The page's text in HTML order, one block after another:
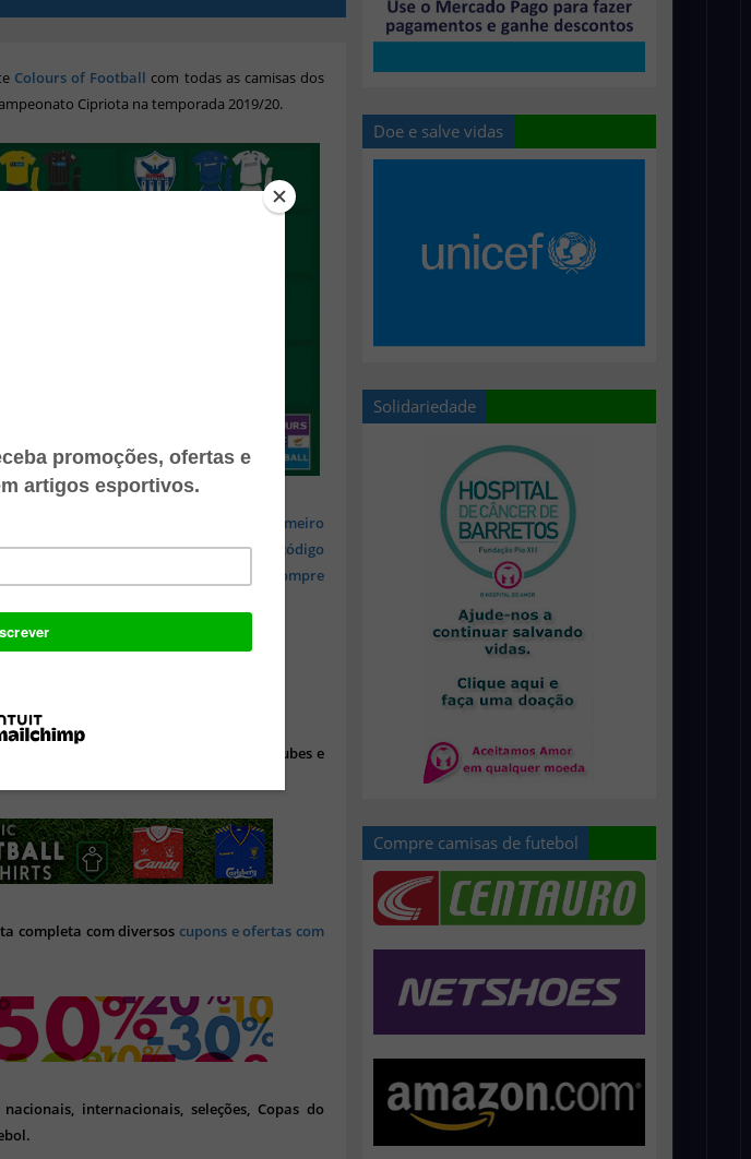
Colours of Football com todas as camisas dos
Cipriota na temporada 2019/20.
Pago e ganhe R$ 10 no seu primeiro
suas contas de consumo, Pagar com código
economias, faça transferências, compre
de camisas originais de futebol ( clubes e
completa com diversoscupons e ofertas com
internacionais, seleções, Copas do
Doe e salve vidas
Solidariedade
Compre camisas de futebol